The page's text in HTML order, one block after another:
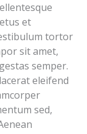
et
tortor
sit amet,
semper.
eleifend
sed,